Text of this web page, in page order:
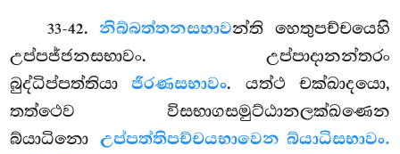
33-42.නිබ්බත්තනසභාවන්ති හෙතුපච්චයෙහි
උප්පජ්ජනසභාවං. උප්පාදානන්තරං
බුද්ධිප්පත්තියාජීරණසභාවං. යත්ථ චක්ඛාදයො,
තත්ථෙව විසභාගසමුට්ඨානලක්ඛණෙන
බ්යාධිනො උප්පත්තිපච්චයභාවෙන බ්යාධිසභාවං.